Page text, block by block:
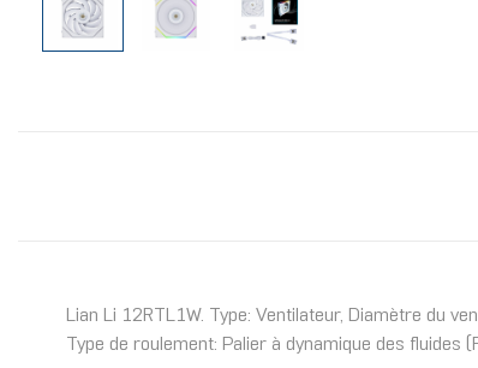
Lian Li 12RTL1W. Type: Ventilateur, Diamètre du
Type de roulement: Palier à dynamique des fluides